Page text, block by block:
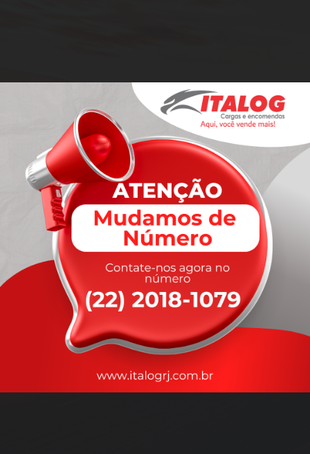
rapidez
que você precisa,
com a qualidade que vocêmerece.
Nossos motoristas são treinados para garantir a máxima
durante o transporte, com rastreamento em tempo real.